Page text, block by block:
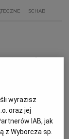
SCHAB
i proste
wyrazisz
oraz jej
IAB, jak
z Wyborcza sp.